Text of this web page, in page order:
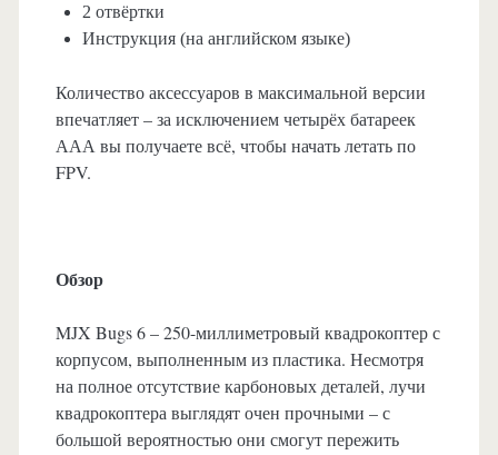
2 отвёртки
Инструкция (на английском языке)
Количество аксессуаров в максимальной версии
впечатляет – за исключением четырёх батареек
ААА вы получаете всё, чтобы начать летать по
FPV.
Обзор
MJX Bugs 6 – 250-миллиметровый квадрокоптер с
корпусом, выполненным из пластика. Несмотря
на полное отсутствие карбоновых деталей, лучи
квадрокоптера выглядят очен прочными – с
большой вероятностью они смогут пережить